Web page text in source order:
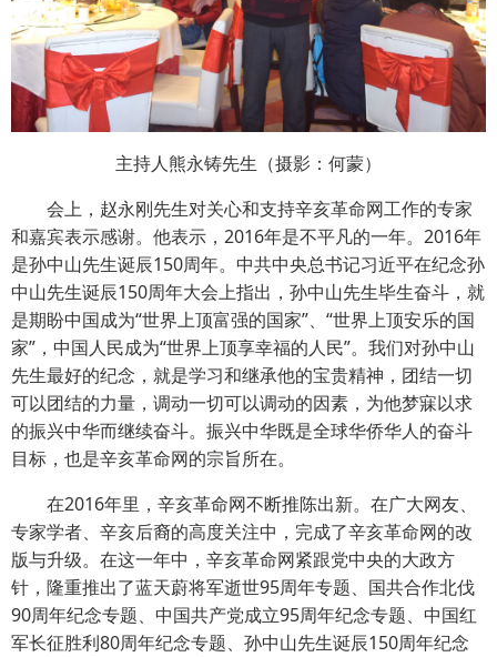
主持人熊永铸先生（摄影：何蒙）
会上，赵永刚先生对关心和支持辛亥革命网工作的专家
和嘉宾表示感谢。他表示，2016年是不平凡的一年。2016年
是孙中山先生诞辰150周年。中共中央总书记习近平在纪念孙
中山先生诞辰150周年大会上指出，孙中山先生毕生奋斗，就
是期盼中国成为“世界上顶富强的国家”、“世界上顶安乐的国
家”，中国人民成为“世界上顶享幸福的人民”。我们对孙中山
先生最好的纪念，就是学习和继承他的宝贵精神，团结一切
可以团结的力量，调动一切可以调动的因素，为他梦寐以求
的振兴中华而继续奋斗。振兴中华既是全球华侨华人的奋斗
目标，也是辛亥革命网的宗旨所在。
在2016年里，辛亥革命网不断推陈出新。在广大网友、
专家学者、辛亥后裔的高度关注中，完成了辛亥革命网的改
版与升级。在这一年中，辛亥革命网紧跟党中央的大政方
针，隆重推出了蓝天蔚将军逝世95周年专题、国共合作北伐
90周年纪念专题、中国共产党成立95周年纪念专题、中国红
军长征胜利80周年纪念专题、孙中山先生诞辰150周年纪念